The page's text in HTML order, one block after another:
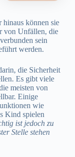
können sie
von Unfällen, die
sein
werden.
die Sicherheit
Es gibt viele
meisten von
Einige
wie
Kind spielen
ist jedoch zu
Stelle stehen